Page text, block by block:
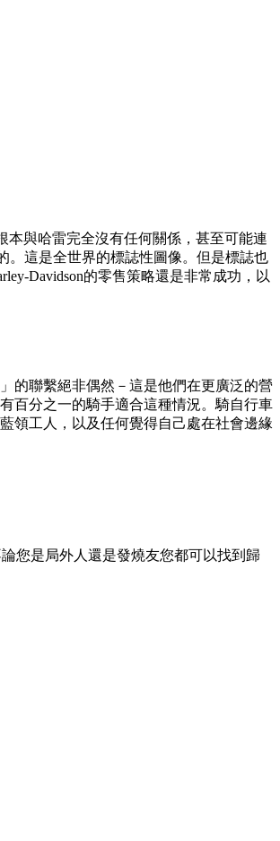
與哈雷完全沒有任何關係，甚至可能連
。這是全世界的標誌性圖像。但是標誌也
Davidson的零售策略還是非常成功，以
的聯繫絕非偶然－這是他們在更廣泛的營
百分之一的騎手適合這種情況。騎自行車
領工人，以及任何覺得自己處在社會邊緣
您是局外人還是發燒友您都可以找到歸